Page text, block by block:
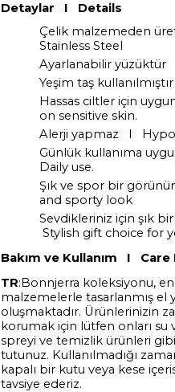
Detaylar I Details
Çelik malzemeden
Stainless Steel
Ayarlanabilir
Yeşim taş
Hassas ciltler için
on sensitive skin.
Alerji yapmaz I
Günlük kullanıma
Daily use.
Şık ve spor bir
and sporty look
Sevdikleriniz için şık
Stylish gift choice for
Bakım ve Kullanım I Care
TR:Bonnjerra koleksiyonu,
malzemelerle tasarlanmış el
oluşmaktadır. Ürünlerinizin
korumak için lütfen onları su
spreyi ve temizlik ürünleri
tutunuz. Kullanılmadığı
kapalı bir kutu veya kese
tavsiye ederiz.